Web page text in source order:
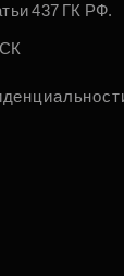
437 ГК РФ.